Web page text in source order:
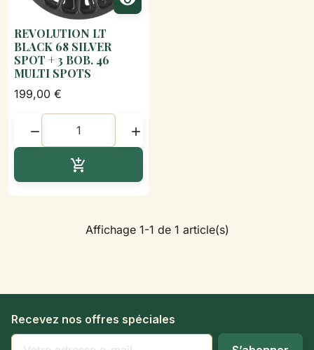
REVOLUTION LT
BLACK 68 SILVER
SPOT + 3 BOB. 46
MULTI SPOTS
199,00 €
 

Affichage 1-1 de 1 article(s)
Recevez nos offres spéciales